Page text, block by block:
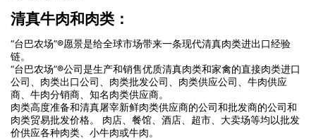
清真牛肉和肉类：
“台巴农场”®愿景是给全球市场带来一条现代清真肉类进出口经验
链。
“台巴农场”®公司是生产和销售优质清真肉类和家禽的直接肉类进口
公司、肉类出口公司、肉类批发公司、肉类供应公司、牛肉供应
商、牛肉分销商、知名肉类供应商。
肉类高度准备和清真屠宰新鲜肉类供应商的公司和批发商的公司和
肉类贸易批发价格。 肉店、餐馆、酒店、超市、大卖场等均以批发
价供应各种肉类、小牛肉或牛肉。